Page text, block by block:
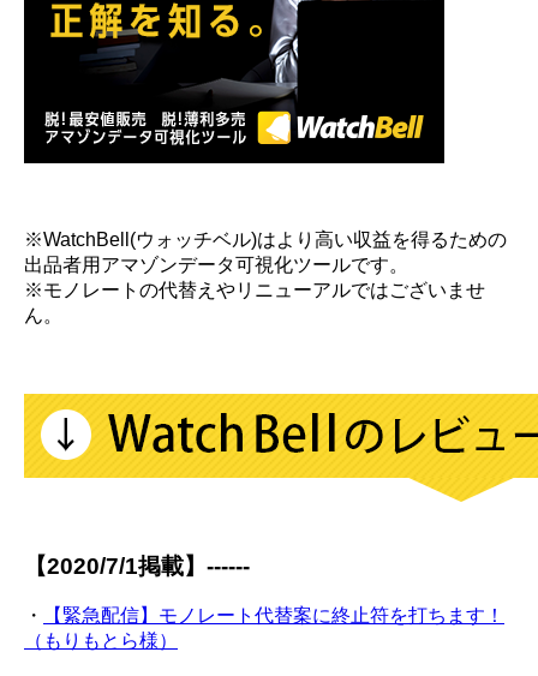
※WatchBell(ウォッチベル)はより高い収益を得るための
出品者用アマゾンデータ可視化ツールです。
※モノレートの代替えやリニューアルではございませ
ん。
【2020/7/1掲載】------
・
【緊急配信】モノレート代替案に終止符を打ちます！
（もりもとら様）